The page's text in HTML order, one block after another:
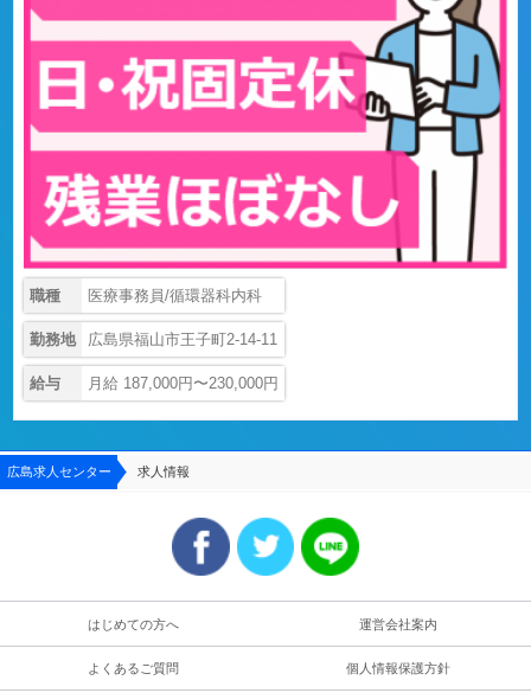
職種 医療事務員/循環器科内科
勤務地 広島県福山市王子町2-14-11
給与 月給 187,000円〜230,000円
広島求人センター 求人情報
はじめての方へ 運営会社案内
よくあるご質問 個人情報保護方針